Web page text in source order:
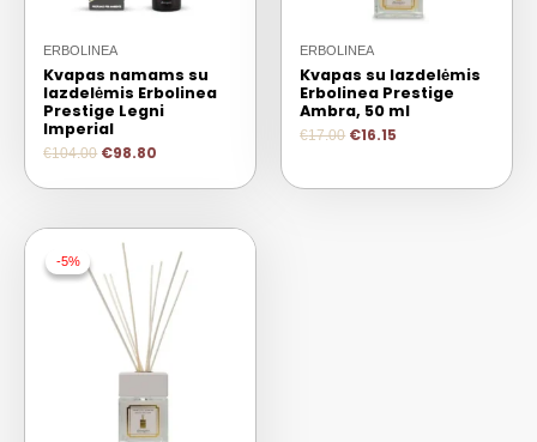
ERBOLINEA
Kvapas namams su
lazdelėmis Erbolinea
Prestige Legni
Imperial
€104.00 €98.80
ERBOLINEA
Kvapas su lazdelėmis
Erbolinea Prestige
Ambra, 50 ml
€17.00 €16.15
-5%
-5%